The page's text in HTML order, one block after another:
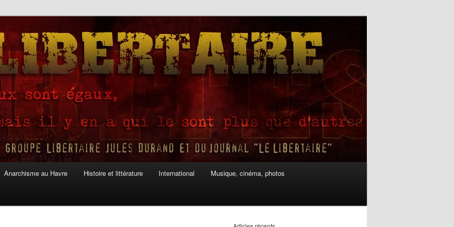
Anarchisme au Havre Histoire et littérature International Musique, cinéma, photos